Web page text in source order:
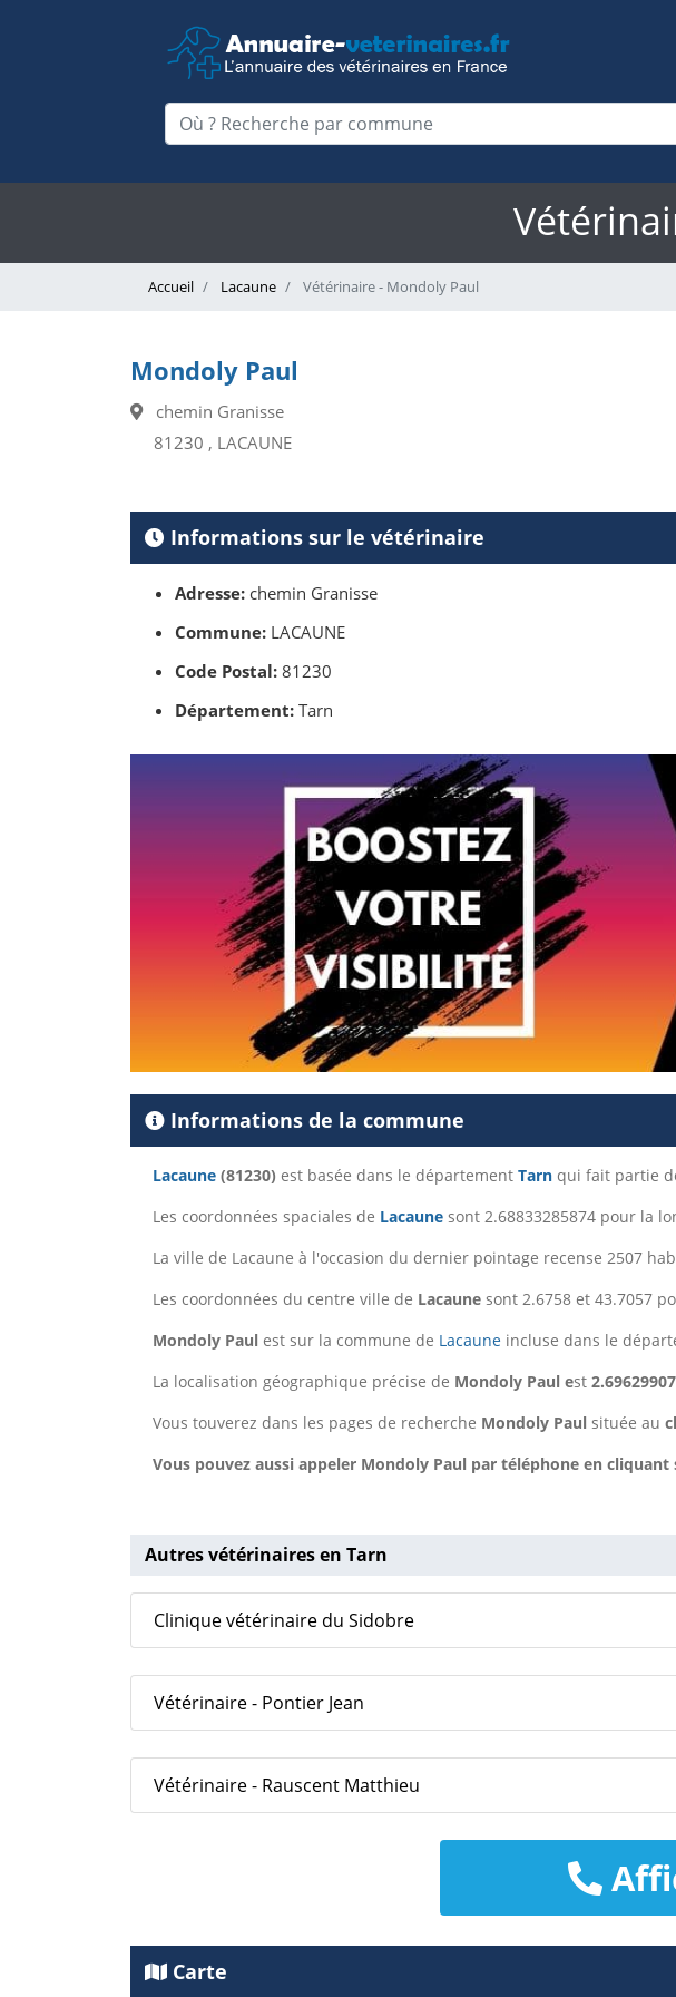
Accueil Lacaune Vétérinaire - Mondoly Paul
Mondoly Paul
chemin Granisse
81230 , LACAUNE
Informations sur le vétérinaire
Adresse: chemin Granisse
Commune: LACAUNE
Code Postal: 81230
Département: Tarn
Informations de la commune
Lacaune (81230) est basée dans le département Tarn qui fait partie
Les coordonnées spaciales de Lacaune sont 2.68833285874 pour la
La ville de Lacaune à l'occasion du dernier pointage recense 2507
Les coordonnées du centre ville de Lacaune sont 2.6758 et 43.7057
Mondoly Paul est sur la commune de Lacaune incluse dans le
La localisation géographique précise de Mondoly Paul est
Vous touverez dans les pages de recherche Mondoly Paul située au
Vous pouvez aussi appeler Mondoly Paul par téléphone en
Autres vétérinaires en Tarn
Clinique vétérinaire du Sidobre
Vétérinaire - Pontier Jean
Vétérinaire - Rauscent Matthieu
Carte